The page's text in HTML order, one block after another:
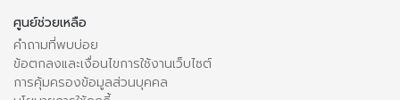
ศูนย์ช่วยเหลือ
คำถามที่พบบ่อย
ข้อตกลงและเงื่อนไขการใช้งานเว็บไซต์
การคุ้มครองข้อมูลส่วนบุคคล